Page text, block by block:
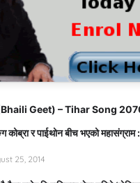
Geet) – Tihar Song
कोब्रा र पाईथोन बीच भएको महासंग्राम
25, 2014